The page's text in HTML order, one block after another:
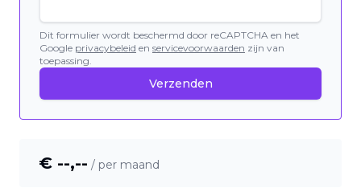
Dit formulier wordt beschermd door reCAPTCHA en het
Google privacybeleid en servicevoorwaarden zijn van
toepassing.
Verzenden
€ --,-- / per maand